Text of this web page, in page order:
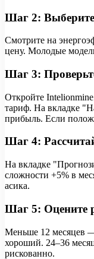
Шаг 2:
Смотрите на
цену. Молодые
Шаг 3:
Откройте
тариф. На вкладке
прибыль. Если
Шаг 4:
На вкладке
сложности +5% в
асика.
Шаг 5: Оцените
Меньше 12 месяцев
хороший. 24–36
рискованно.